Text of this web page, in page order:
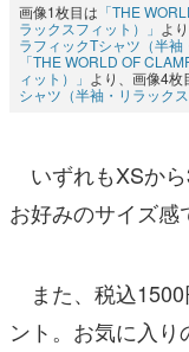
画像1枚目は 「THE
ラックスフィット）」 よ
ラフィックTシャツ（半袖
「THE WORLD OF
ィット）」 より、画像4枚
シャツ（半袖・リラックス
いずれもXSから
お好みのサイズ感
また、税込1500
ント。お気に入